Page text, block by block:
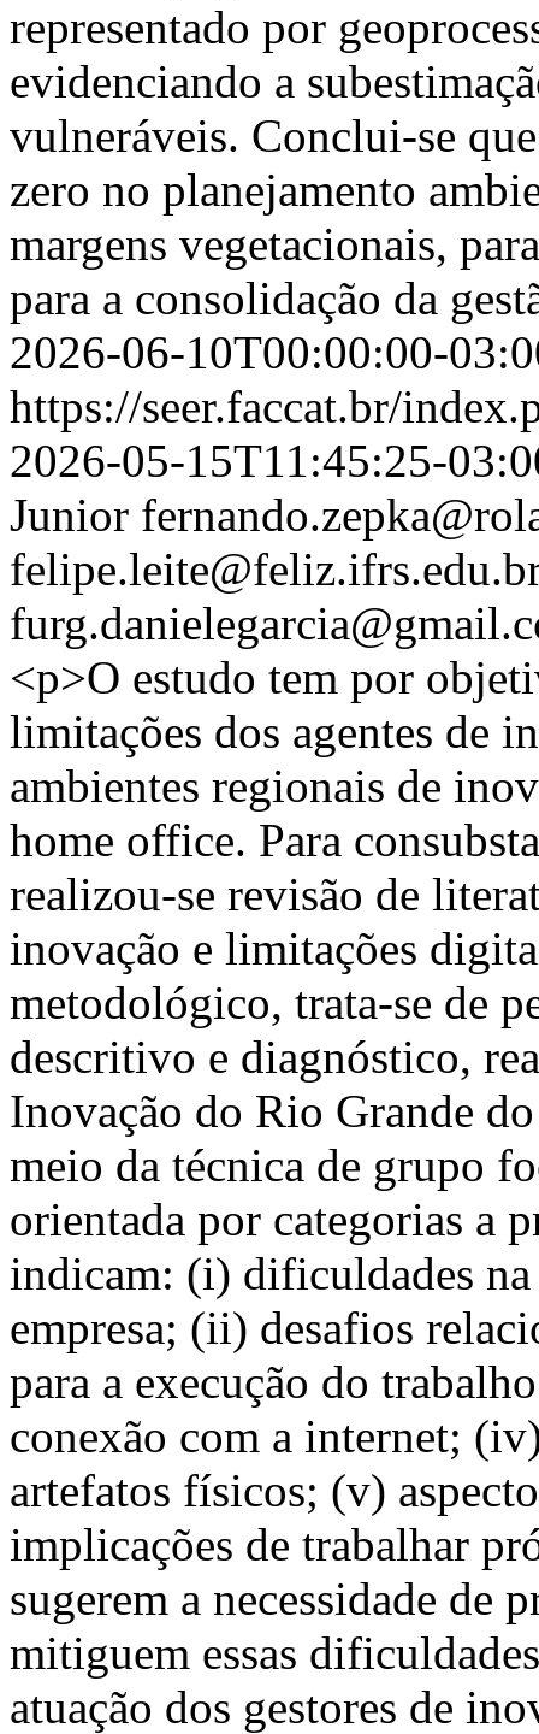
representado por
evidenciando a
vulneráveis. Conclui-se
zero no planejamento
margens vegetacionais,
para a consolidação da
2026-06-10T00:00:00-
https://seer.faccat.br/
2026-05-15T11:45:25-
Junior
<p>O estudo tem por
limitações dos agentes de
ambientes regionais de
home office. Para
realizou-se revisão de
inovação e limitações
metodológico, trata-se de
descritivo e diagnóstico,
Inovação do Rio Grande
meio da técnica de grupo
orientada por categorias a
indicam: (i) dificuldades
empresa; (ii) desafios
para a execução do
conexão com a internet;
artefatos físicos; (v)
implicações de trabalhar
sugerem a necessidade de
mitiguem essas
atuação dos gestores de